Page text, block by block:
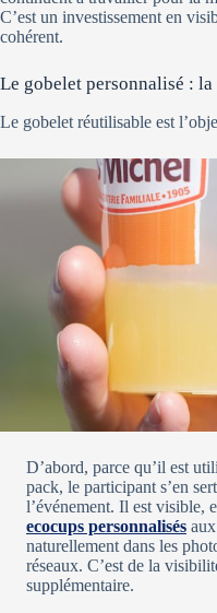
C’est un investissement en
cohérent.
Le gobelet personnalisé :
Le gobelet réutilisable est
D’abord, parce qu’il est
pack, le participant s’en
l’événement. Il est visible,
ecocups personnalisés
naturellement dans les
réseaux. C’est de la
supplémentaire.